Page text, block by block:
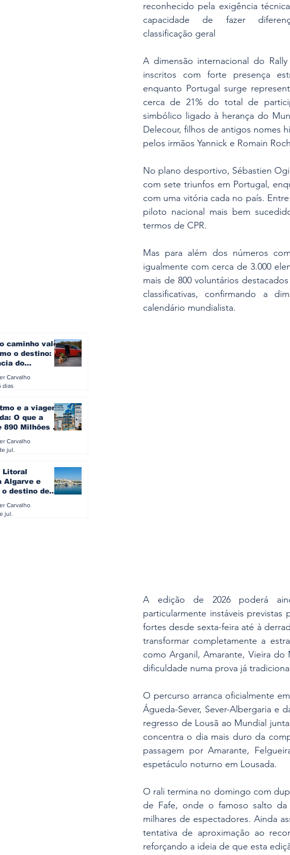
reconhecido pela exigência
capacidade de fazer
classificação geral
A dimensão internacional do
inscritos com forte presença
enquanto Portugal surge
cerca de 21% do total de
simbólico ligado à herança do
Delecour, filhos de antigos nomes
pelos irmãos Yannick e Romain
No plano desportivo, Sébastien
com sete triunfos em Portugal,
com uma vitória cada no país.
piloto nacional mais bem
termos de CPR.
Mas para além dos números
igualmente com cerca de 3.000
mais de 800 voluntários
classificativas, confirmando a
calendário mundialista.
A edição de 2026 poderá
particularmente instáveis
fortes desde sexta-feira até à
transformar completamente a
como Arganil, Amarante, Vieira
dificuldade numa prova já
O percurso arranca oficialmente
Águeda-Sever, Sever-Albergaria e
regresso de Lousã ao Mundial
concentra o dia mais duro da
passagem por Amarante,
espetáculo noturno em Lousada.
O rali termina no domingo com
de Fafe, onde o famoso salto da
milhares de espectadores. Ainda
tentativa de aproximação ao
reforçando a ideia de que esta
caminho vale
o destino: a
do
europeu
Carvalho
dias
e a viagem
O que a
890 Milhões à
do turista na
Carvalho
jul.
Litoral
Algarve e
o destino de
Carvalho
jul.